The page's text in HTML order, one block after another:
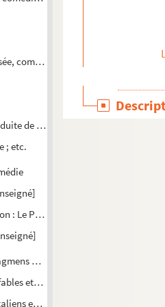
comédie
de l'Arétin
; etc.
: Le Parlement à Troyes en 1787
et découpures des études,
et proverbes, par É.-T. Simon, de
et latins, par É.-T. Simon, de